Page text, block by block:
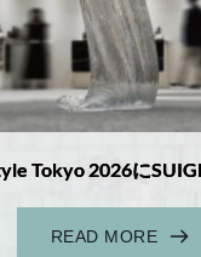
Tokyo 2026に
READ MORE